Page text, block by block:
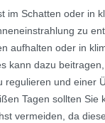
im Schatten oder in
zu
aufhalten oder in
kann dazu
regulieren und einer
Tagen sollten Sie
vermeiden, da